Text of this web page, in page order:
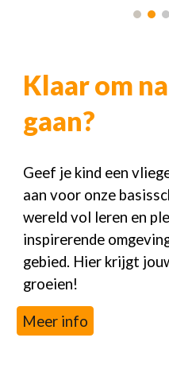
Klaar om
gaan?
Geef je kind een
aan voor onze
wereld vol leren en
inspirerende
gebied. Hier krijgt
groeien!
Meer info